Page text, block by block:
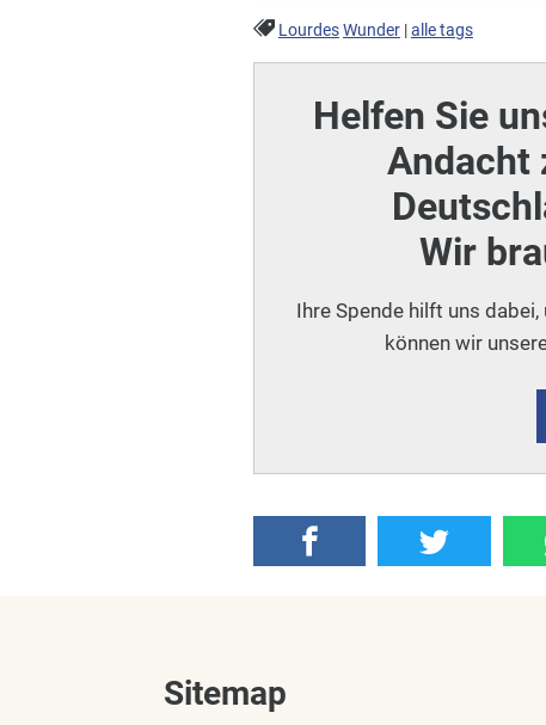
LourdesWunder|alle tags
Helfen Sie
Andacht
Wir
Ihre Spende hilft uns
können wir
Sitemap